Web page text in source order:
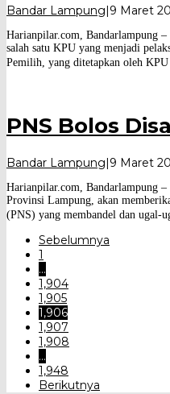
Bandar Lampung|9 Maret
Harianpilar.com, Bandarlampung
salah satu KPU yang menjadi
Pemilih, yang ditetapkan oleh
PNS Bolos
Bandar Lampung 9 Maret
Harianpilar.com, Bandarlampung
Provinsi Lampung, akan
(PNS) yang membandel dan ugal-
Sebelumnya
1
…
1,904
1,905
1,906
1,907
1,908
…
1,948
Berikutnya